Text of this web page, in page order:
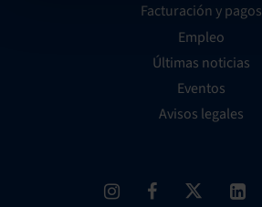
Facturación y pagos
Empleo
Últimas noticias
Eventos
Avisos legales